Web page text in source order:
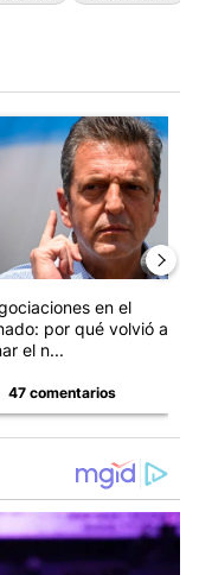
el
de tendencia
en el
por qué volvió a
el n...
47 comentarios